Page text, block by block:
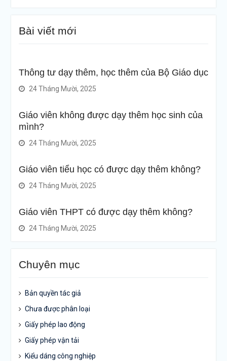
Bài viết mới
Thông tư dạy thêm, học thêm của Bộ Giáo dục
24 Tháng Mười, 2025
Giáo viên không được dạy thêm học sinh của
mình?
24 Tháng Mười, 2025
Giáo viên tiểu học có được dạy thêm không?
24 Tháng Mười, 2025
Giáo viên THPT có được dạy thêm không?
24 Tháng Mười, 2025
Chuyên mục
Bản quyền tác giả
Chưa được phân loại
Giấy phép lao động
Giấy phép vận tải
Kiểu dáng công nghiệp